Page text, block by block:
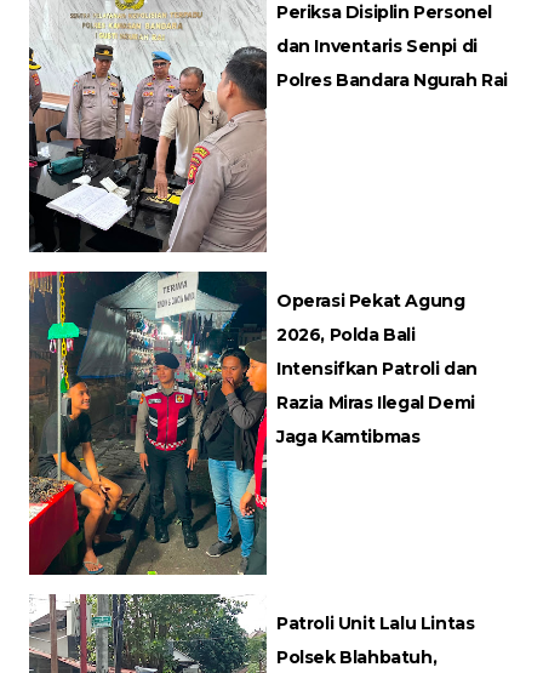
Periksa Disiplin Personel
dan Inventaris Senpi di
Polres Bandara Ngurah Rai
Operasi Pekat Agung
2026, Polda Bali
Intensifkan Patroli dan
Razia Miras Ilegal Demi
Jaga Kamtibmas
Patroli Unit Lalu Lintas
Polsek Blahbatuh,